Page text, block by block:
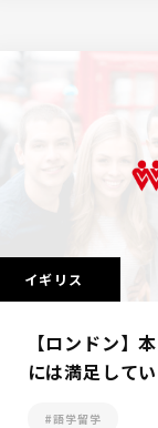
イギリス
【ロンドン】
には満足して
#語学留学